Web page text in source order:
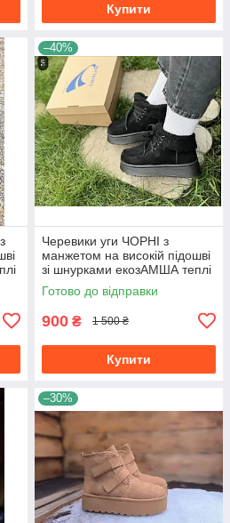
Купити
–40%
Черевики уги ЧОРНІ з
манжетом на високій підошві
зі шнурками екозАМША теплі
жіночі зима
Готово до відправки
900 ₴ 1 500 ₴
Купити
–30%